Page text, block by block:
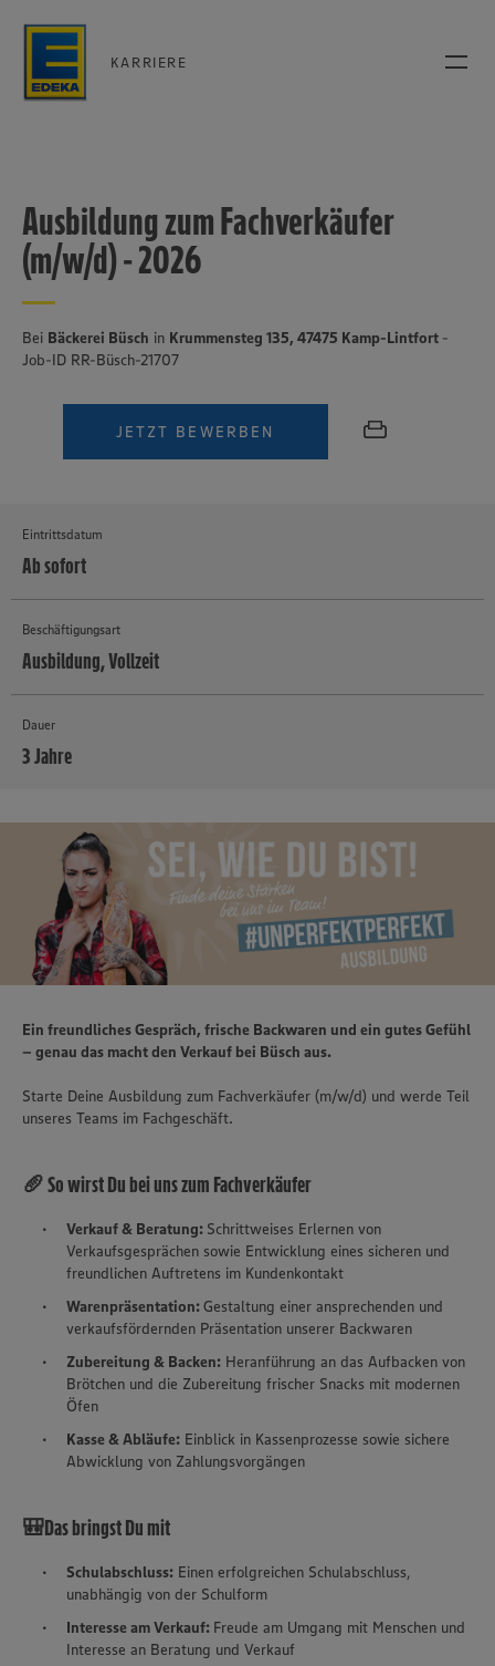
KARRIERE
Ausbildung zum Fachverkäufer
(m/w/d) - 2026
Bei Bäckerei Büsch in Krummensteg 135, 47475 Kamp-Lintfort -
Job-ID RR-Büsch-21707
JETZT BEWERBEN
Eintrittsdatum
Ab sofort
Beschäftigungsart
Ausbildung, Vollzeit
Dauer
3 Jahre
Ein freundliches Gespräch, frische Backwaren und ein gutes Gefühl
– genau das macht den Verkauf bei Büsch aus.
Starte Deine Ausbildung zum Fachverkäufer (m/w/d) und werde Teil
unseres Teams im Fachgeschäft.
🥖 So wirst Du bei uns zum Fachverkäufer
Verkauf & Beratung: Schrittweises Erlernen von
Verkaufsgesprächen sowie Entwicklung eines sicheren und
freundlichen Auftretens im Kundenkontakt
Warenpräsentation:Gestaltung einer ansprechenden und
verkaufsfördernden Präsentation unserer Backwaren
Zubereitung & Backen: Heranführung an das Aufbacken von
Brötchen und die Zubereitung frischer Snacks mit modernen
Öfen
Kasse & Abläufe: Einblick in Kassenprozesse sowie sichere
Abwicklung von Zahlungsvorgängen
🎒Das bringst Du mit
Schulabschluss: Einen erfolgreichen Schulabschluss,
unabhängig von der Schulform
Interesse am Verkauf: Freude am Umgang mit Menschen und
Interesse an Beratung und Verkauf